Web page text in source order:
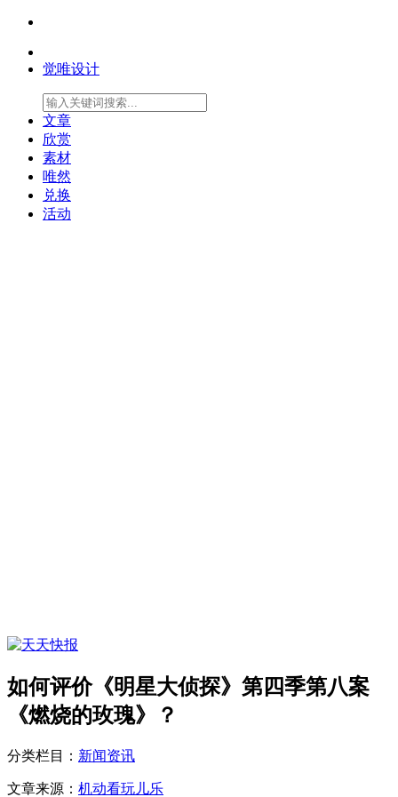
觉唯设计
文章
欣赏
素材
唯然
兑换
活动
如何评价《明星大侦探》第四季第八案
《燃烧的玫瑰》？
分类栏目： 新闻资讯
文章来源： 机动看玩儿乐